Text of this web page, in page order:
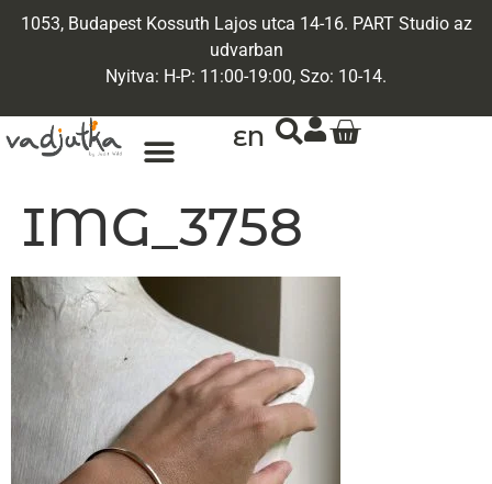
1053, Budapest Kossuth Lajos utca 14-16. PART Studio az
udvarban
Nyitva: H-P: 11:00-19:00, Szo: 10-14.
EN
IMG_3758